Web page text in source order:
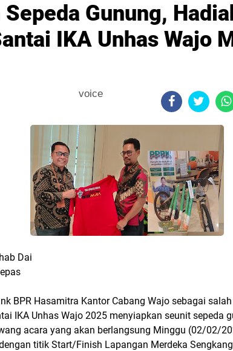
Gunung,
IKA Unhas Wajo
voice
Dai
BPR Hasamitra Kantor Cabang Wajo sebagai
IKA Unhas Wajo 2025 menyiapkan seunit sepeda
acara yang akan berlangsung Minggu (02/02/
titik Start/Finish Lapangan Merdeka